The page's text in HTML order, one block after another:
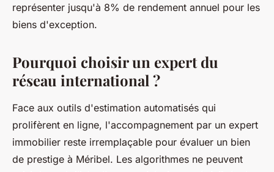
représenter jusqu'à 8% de rendement annuel pour les
biens d'exception.
Pourquoi choisir un expert du
réseau international ?
Face aux outils d'estimation automatisés qui
prolifèrent en ligne, l'accompagnement par un expert
immobilier reste irremplaçable pour évaluer un bien
de prestige à Méribel. Les algorithmes ne peuvent